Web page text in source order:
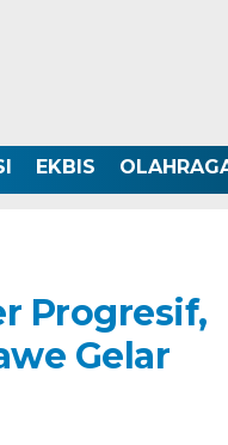
EKBIS
Progresif,
Gelar